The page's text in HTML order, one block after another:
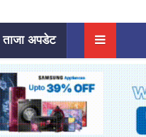
ताजा अपडेट